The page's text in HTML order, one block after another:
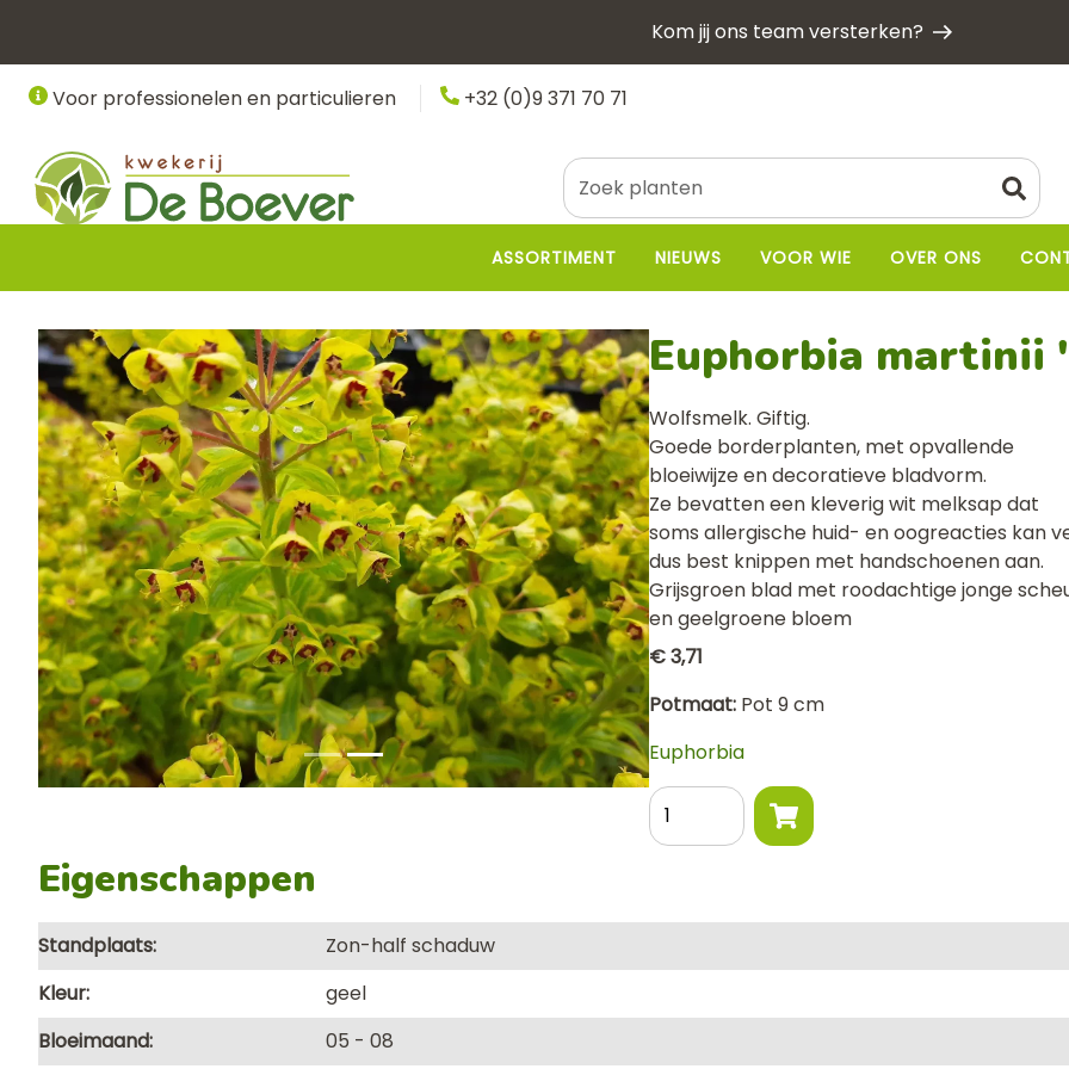
naar
gaan
Kom jij ons team versterken?
Voor professionelen en particulieren +32 (0)9 371 70 71
ASSORTIMENT NIEUWS VOOR WIE OVER ONS
Euphorbia martinii
Wolfsmelk. Giftig.
Goede borderplanten, met opvallende
bloeiwijze en decoratieve bladvorm.
Ze bevatten een kleverig wit melksap dat
soms allergische huid- en oogreacties kan
dus best knippen met handschoenen aan.
Grijsgroen blad met roodachtige jonge
en geelgroene bloem
€ 3,71
Potmaat Pot 9 cm
Euphorbia
Aantal
Eigenschappen
Standplaats
Zon-half schaduw
Kleur
geel
Bloeimaand
05 08